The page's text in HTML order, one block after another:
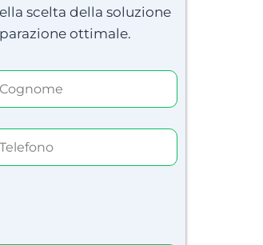
scelta della soluzione
ottimale.